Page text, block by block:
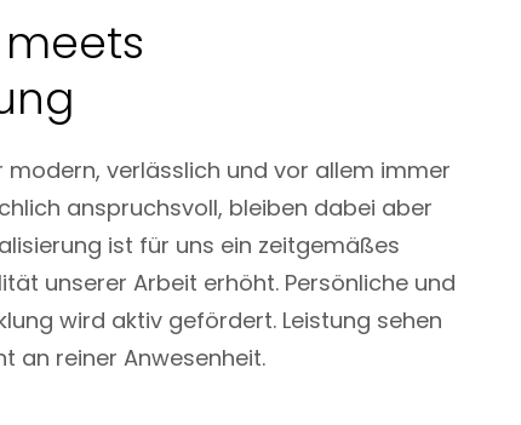
modern, verlässlich und vor allem immer
anspruchsvoll, bleiben dabei aber
ist für uns ein zeitgemäßes
unserer Arbeit erhöht. Persönliche und
wird aktiv gefördert. Leistung sehen
an reiner Anwesenheit.